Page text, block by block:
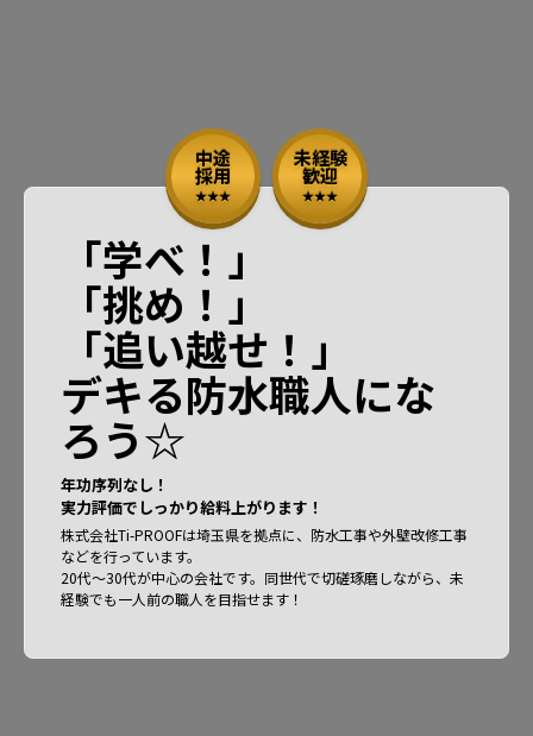
「学べ！」
「挑め！」
「追い越せ！」
デキる防水職人にな
ろう☆
年功序列なし！
実力評価でしっかり給料上がります！
株式会社Ti-PROOFは埼玉県を拠点に、防水工事や外壁改修工事
などを行っています。
20代～30代が中心の会社です。同世代で切磋琢磨しながら、未
経験でも一人前の職人を目指せます！
中途
採用
未経験
歓迎